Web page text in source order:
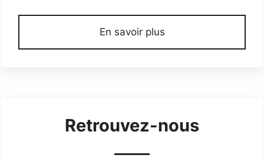
En savoir plus
Retrouvez-nous